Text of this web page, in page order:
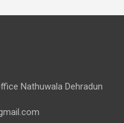
Nathuwala Dehradun